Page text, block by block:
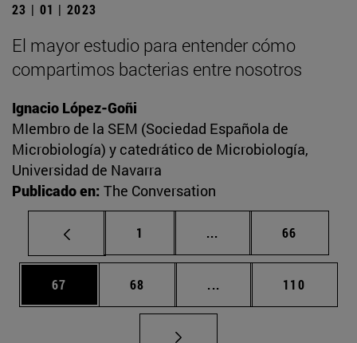
23 | 01 | 2023
El mayor estudio para entender cómo
compartimos bacterias entre nosotros
Ignacio López-Goñi
MIembro de la SEM (Sociedad Española de
Microbiología) y catedrático de Microbiología,
Universidad de Navarra
Publicado en: The Conversation
Página
1 ... Páginas intermedias
Página
66
Página
67 Página
68 ... Páginas intermedias
Página
110